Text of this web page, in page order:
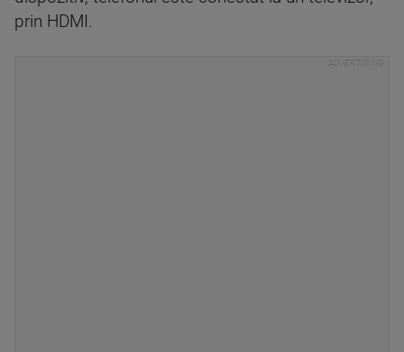
prin HDMI.